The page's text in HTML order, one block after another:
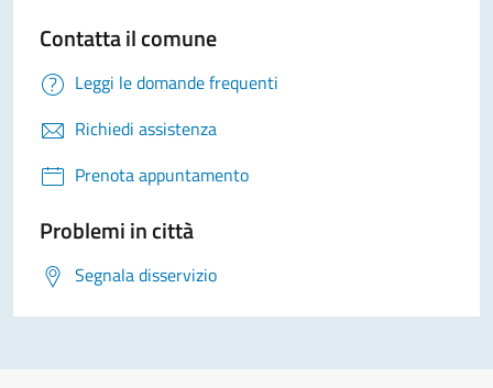
Contatta il comune
Leggi le domande frequenti
Richiedi assistenza
Prenota appuntamento
Problemi in città
Segnala disservizio